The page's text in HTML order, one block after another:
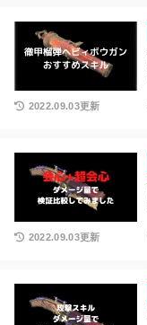
2022.09.03更新
2022.09.03更新